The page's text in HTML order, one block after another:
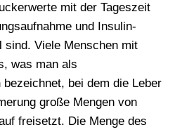
mit der Tageszeit
und Insulin-
sind. Viele Menschen mit
was man als
bezeichnet, bei dem die Leber
große Mengen von
freisetzt. Die Menge des